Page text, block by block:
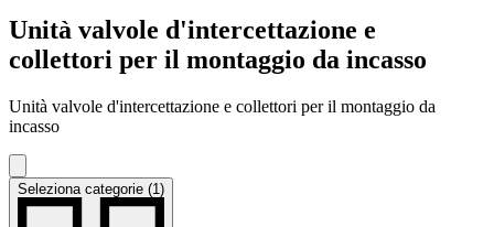
Unità valvole d'intercettazione e
collettori per il montaggio da incasso
Unità valvole d'intercettazione e collettori per il montaggio da
incasso
Seleziona categorie (1)